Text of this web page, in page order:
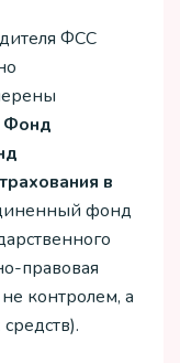
ФСС
Фонд
в
фонд
правовая
контролем, а